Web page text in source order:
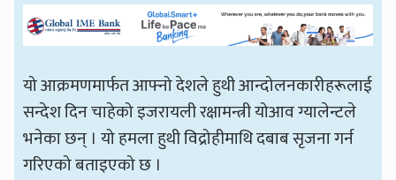
यो आक्रमणमार्फत आफ्नो देशले हुथी आन्दोलनकारीहरूलाई
सन्देश दिन चाहेको इजरायली रक्षामन्त्री योआव ग्यालेन्टले
भनेका छन् । यो हमला हुथी विद्रोहीमाथि दबाब सृजना गर्न
गरिएको बताइएको छ ।